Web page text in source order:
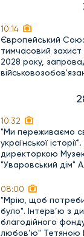
10:14
Європейський
тимчасовий захист
2028 року,
10:32
"Ми переживаємо
української
директоркою Музею
"Уваровський дім"
08:00
"Мрію, щоб
було". Інтерв’ю з
благодійного
любов’ю" Тетяною